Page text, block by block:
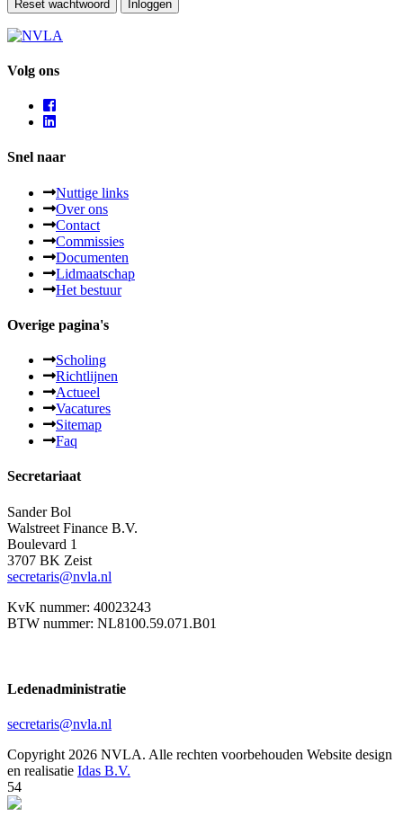
Volg ons
Snel naar
Nuttige links
Over ons
Contact
Commissies
Documenten
Lidmaatschap
Het bestuur
Overige pagina's
Scholing
Richtlijnen
Actueel
Vacatures
Sitemap
Faq
Secretariaat
Sander Bol
Walstreet Finance B.V.
Boulevard 1
3707 BK Zeist
secretaris@nvla.nl
KvK nummer: 40023243
BTW nummer: NL8100.59.071.B01
Ledenadministratie
secretaris@nvla.nl
Copyright 2026 NVLA. Alle rechten voorbehouden Website design
en realisatie Idas B.V.
54